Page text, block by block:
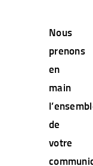
Nous
prenons
en
main
de
votre